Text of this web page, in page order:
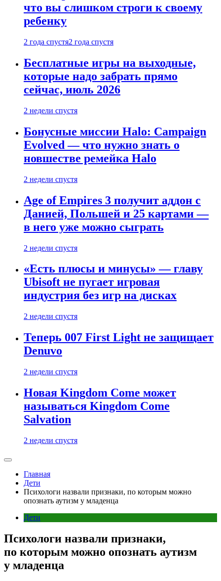
что вы слишком строги к своему
ребенку
2 года спустя2 года спустя
Бесплатные игры на выходные,
которые надо забрать прямо
сейчас, июль 2026
2 недели спустя
Бонусные миссии Halo: Campaign
Evolved — что нужно знать о
новшестве ремейка Halo
2 недели спустя
Age of Empires 3 получит аддон с
Данией, Польшей и 25 картами —
в него уже можно сыграть
2 недели спустя
«Есть плюсы и минусы» — главу
Ubisoft не пугает игровая
индустрия без игр на дисках
2 недели спустя
Теперь 007 First Light не защищает
Denuvo
2 недели спустя
Новая Kingdom Come может
называться Kingdom Come
Salvation
2 недели спустя
Главная
Дети
Психологи назвали признаки, по которым можно
опознать аутизм у младенца
Дети
Психологи назвали признаки,
по которым можно опознать аутизм
у младенца